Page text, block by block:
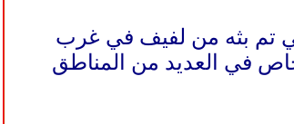
تم بثه من لفيف في غرب
في العديد من المناطق